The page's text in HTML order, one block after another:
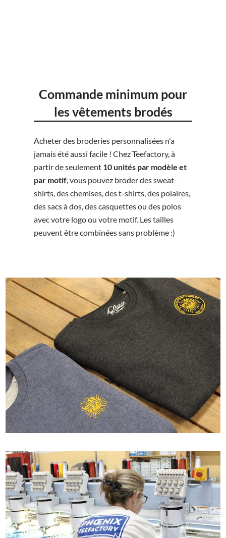
Commande minimum pour
les vêtements brodés
Acheter des broderies personnalisées n'a
jamais été aussi facile ! Chez Teefactory, à
partir de seulement 10 unités par modèle et
par motif, vous pouvez broder des sweat-
shirts, des chemises, des t-shirts, des polaires,
des sacs à dos, des casquettes ou des polos
avec votre logo ou votre motif. Les tailles
peuvent être combinées sans problème :)